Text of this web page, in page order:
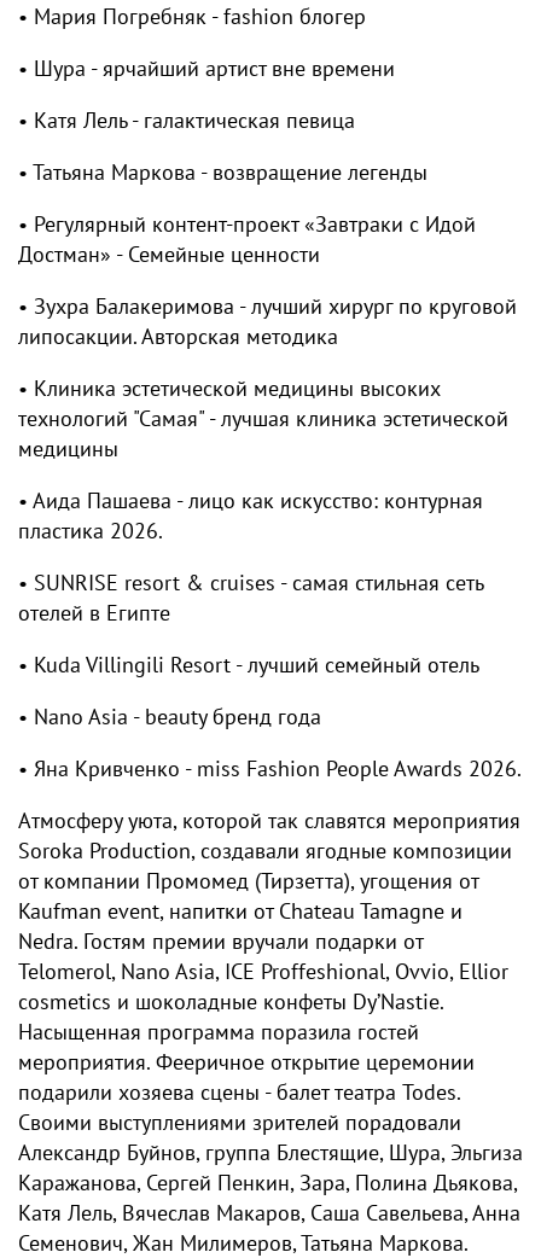
• ⁠Мария Погребняк - fashion блогер
• ⁠Шура - ярчайший артист вне времени
• ⁠Катя Лель - галактическая певица
• ⁠Татьяна Маркова - возвращение легенды
• Регулярный контент-проект «Завтраки с Идой
Достман» - Семейные ценности
• Зухра Балакеримова - лучший хирург по круговой
липосакции. Авторская методика
• Клиника эстетической медицины высоких
технологий "Самая" - лучшая клиника эстетической
медицины
• ⁠Аида Пашаева - лицо как искусство: контурная
пластика 2026.
• ⁠SUNRISE resort & cruises - самая стильная сеть
отелей в Египте
• ⁠Kuda Villingili Resort - лучший семейный отель
• ⁠Nano Asia - beauty бренд года
• ⁠Яна Кривченко - miss Fashion People Awards 2026.
Атмосферу уюта, которой так славятся мероприятия
Soroka Production, создавали ягодные композиции
от компании Промомед (Тирзетта), угощения от
Kaufman event, напитки от Chateau Tamagne и
Nedra. Гостям премии вручали подарки от
Telomerol, Nano Asia, ICE Proffeshional, Ovvio, Ellior
cosmetics и шоколадные конфеты Dy’Nastie.
Насыщенная программа поразила гостей
мероприятия. Фееричное открытие церемонии
подарили хозяева сцены - балет театра Todes.
Своими выступлениями зрителей порадовали
Александр Буйнов, группа Блестящие, Шура, Эльгиза
Каражанова, Сергей Пенкин, Зара, Полина Дьякова,
Катя Лель, Вячеслав Макаров, Саша Савельева, Анна
Семенович, Жан Милимеров, Татьяна Маркова.